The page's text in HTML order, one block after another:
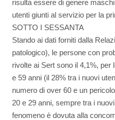
risulta essere di genere
utenti giunti al servizio per la
SOTTO I SESSANTA
Stando ai dati forniti dalla
patologico), le persone con
rivolte ai Sert sono il 4,1%, per
e 59 anni (il 28% tra i nuovi
numero di over 60 e un
20 e 29 anni, sempre tra i
fenomeno è dovuta alla